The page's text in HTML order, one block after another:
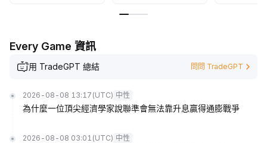
Every Game 資訊
用 TradeGPT 總結 問問 TradeGPT
2026-08-08 13:17 (UTC) 中性
為什麼一位頂尖經濟學家說聯準會無法靠升息贏得通膨戰爭
2026-08-08 03:01 (UTC) 中性